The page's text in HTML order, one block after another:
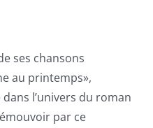
ses chansons
au printemps»,
l’univers du roman
par ce